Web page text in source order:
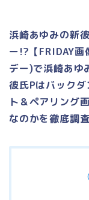
浜崎あゆみの新
ー!?【FRIDAY
デー)で浜崎あゆ
彼氏Pはバック
ト＆ペアリング
なのかを徹底調査